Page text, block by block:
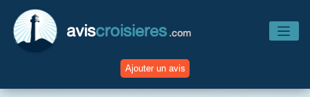
aviscroisieres .com
Ajouter un avis